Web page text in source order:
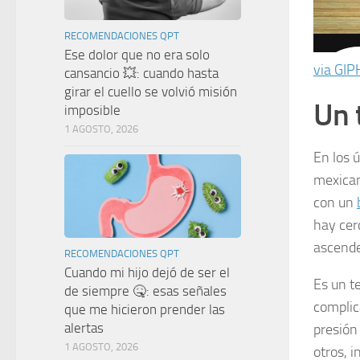
via
Un
En los
con un
hay
Es un
otros,
RECOMENDACIONES QPT
Ese dolor que no era solo
cansancio 💥: cuando hasta
girar el cuello se volvió misión
imposible
1 AGOSTO, 2026
RECOMENDACIONES QPT
Cuando mi hijo dejó de ser el
de siempre 🤒: esas señales
que me hicieron prender las
alertas
1 AGOSTO, 2026